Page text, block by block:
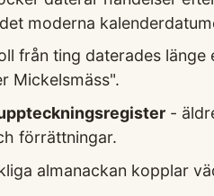
moderna
från ting daterades länge
Mickelsmäss".
-
förrättningar.
almanackan kopplar